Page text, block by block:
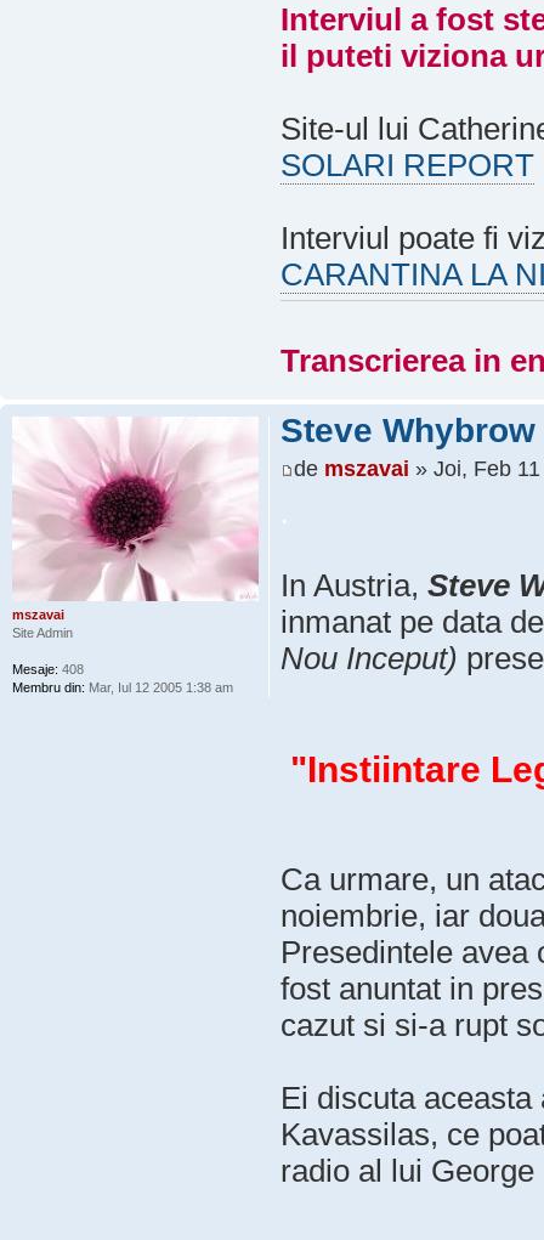
Interviul a fost
il puteti viziona
Site-ul lui
SOLARI REPORT
Interviul poate fi
CARANTINA LA
Transcrierea in
Steve
de mszavai » Joi, Feb
.
In Austria, Steve
inmanat pe data
Nou Inceput)
"Instiintare
Ca urmare, un
noiembrie, iar
Presedintele avea
fost anuntat in
cazut si si-a rupt
Ei discuta
Kavassilas, ce
radio al lui
mszavai
Site Admin
Mesaje: 408
Membru din: Mar, Iul 12 2005 1:38 am